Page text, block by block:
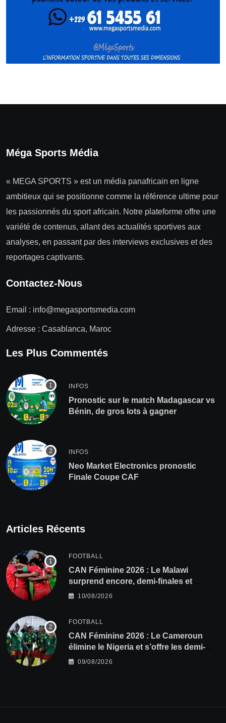
Méga Sports Média
« MEGA SPORTS » est un média panafricain en ligne
ambitieux qui se positionne comme la référence ultime pour
les passionnés du sport africain. Notre plateforme offre une
variété de contenus, allant des actualités sportives aux
analyses, en passant par des interviews exclusives et des
reportages captivants.
Contactez-Nous
Email : info@megasportsmedia.com
Adresse : Casablanca, Maroc
Les Plus Commentés
INFOS
Pronostic sur le match Madagascar vs
Bénin, de gros lots à gagner
INFOS
Neo Market Electronics pronostic
Finale Coupe CAF
Articles Récents
FOOTBALL
CAN Féminine 2026 : Le Malawi
surprend encore, demi-finales et
Mondial pour les Scorchers !
10/08/2026
FOOTBALL
CAN Féminine 2026 : Le Cameroun
élimine le Nigeria et s’offre les demi-
finales et le Mondial
09/08/2026